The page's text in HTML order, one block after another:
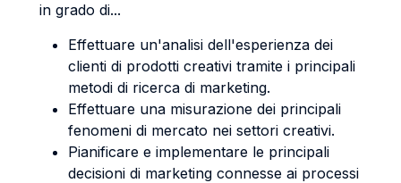
in grado di...
Effettuare un'analisi dell'esperienza dei
clienti di prodotti creativi tramite i principali
metodi di ricerca di marketing.
Effettuare una misurazione dei principali
fenomeni di mercato nei settori creativi.
Pianificare e implementare le principali
decisioni di marketing connesse ai processi